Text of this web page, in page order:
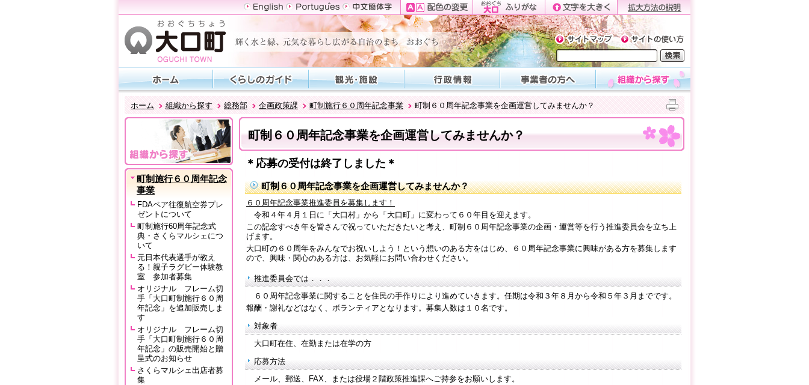
ホーム 組織から探す 総務部 企画政策課 町制施行６０周年記念事業 町制６０周年記念事業を企画運営してみませんか？
町制施行６０周年記念
事業
FDAペア往復航空券プレ
ゼントについて
町制施行60周年記念式
典・さくらマルシェにつ
いて
元日本代表選手が教え
る！親子ラグビー体験教
室 参加者募集
オリジナル フレーム切
手「大口町制施行６０周
年記念」を追加販売しま
す
オリジナル フレーム切
手「大口町制施行６０周
年記念」の販売開始と贈
呈式のお知らせ
さくらマルシェ出店者募
集
町制６０周年記念事業を企画運営してみませんか？
＊応募の受付は終了しました＊
町制６０周年記念事業を企画運営してみませんか？
６０周年記念事業推進委員を募集します！
令和４年４月１日に「大口村」から「大口町」に変わって６０年目を迎えます。
この記念すべき年を皆さんで祝っていただきたいと考え、町制６０周年記念事業の企画・運営等を行う推進委員会を立ち上
げます。
大口町の６０周年をみんなでお祝いしよう！という想いのある方をはじめ、６０周年記念事業に興味がある方を募集します
ので、興味・関心のある方は、お気軽にお問い合わせください。
推進委員会では．．．
６０周年記念事業に関することを住民の手作りにより進めていきます。任期は令和３年８月から令和５年３月までです。
報酬・謝礼などはなく、ボランティアとなります。募集人数は１０名です。
対象者
大口町在住、在勤または在学の方
応募方法
メール、郵送、FAX、または役場２階政策推進課へご持参をお願いします。